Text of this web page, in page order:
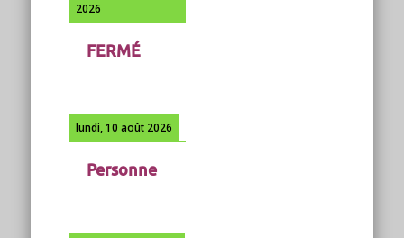
2026
FERMÉ
lundi, 10 août 2026
Personne